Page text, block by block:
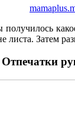
Затем
Отпечатки